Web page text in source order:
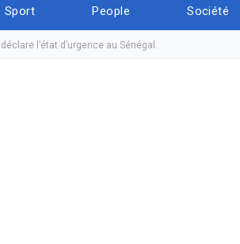
Sport People Société
l’état d’urgence au Sénégal.